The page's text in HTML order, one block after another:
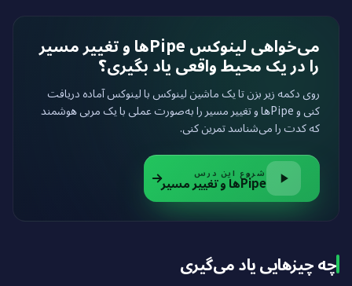
می‌خواهی لینوکس Pipe‌ها و تغییر مسیر
را در یک محیط واقعی یاد بگیری؟
روی دکمه زیر بزن تا یک ماشین لینوکس با لینوکس آماده دریافت
کنی و Pipe‌ها و تغییر مسیر را به‌صورت عملی با یک مربی هوشمند
که کدت را می‌شناسد تمرین کنی.
شروع این درس
Pipe‌ها و تغییر مسیر
چه چیزهایی یاد می‌گیری